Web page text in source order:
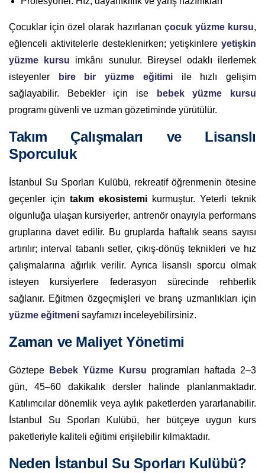
Çocuklar için özel olarak hazırlanan çocuk yüzme kursu,
eğlenceli aktivitelerle desteklenirken; yetişkinlere yetişkin
yüzme kursu imkânı sunulur. Bireysel odaklı ilerlemek
isteyenler
bire bir yüzme eğitimiile hızlı gelişim
sağlayabilir. Bebekler için ise
bebek yüzme kursu
programı güvenli ve uzman gözetiminde yürütülür.
Takım Çalışmaları ve Lisanslı
Sporculuk
İstanbul Su Sporları Kulübü, rekreatif öğrenmenin ötesine
geçenler için takım ekosistemi kurmuştur. Yeterli teknik
olgunluğa ulaşan kursiyerler, antrenör onayıyla performans
gruplarına davet edilir. Bu gruplarda haftalık seans sayısı
artırılır; interval tabanlı setler, çıkış-dönüş teknikleri ve hız
çalışmalarına ağırlık verilir. Ayrıca lisanslı sporcu olmak
isteyen kursiyerlere federasyon sürecinde rehberlik
sağlanır. Eğitmen özgeçmişleri ve branş uzmanlıkları için
yüzme eğitmeni sayfamızı inceleyebilirsiniz.
Zaman ve Maliyet Yönetimi
Göztepe Bebek Yüzme Kursu programları haftada 2–3
gün, 45–60 dakikalık dersler halinde planlanmaktadır.
Katılımcılar dönemlik veya aylık paketlerden yararlanabilir.
İstanbul Su Sporları Kulübü, her bütçeye uygun kurs
paketleriyle kaliteli eğitimi erişilebilir kılmaktadır.
Neden İstanbul Su Sporları Kulübü?